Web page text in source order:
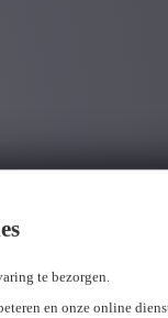
te bezorgen.
en onze online
aan om zoveel
ons cadeau: zo